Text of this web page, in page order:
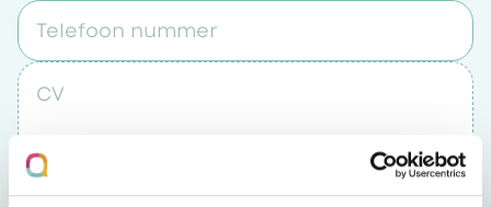
Telefoon nummer
CV